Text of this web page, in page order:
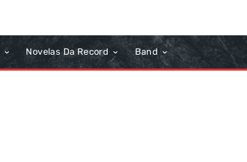
Novelas Da Record Band